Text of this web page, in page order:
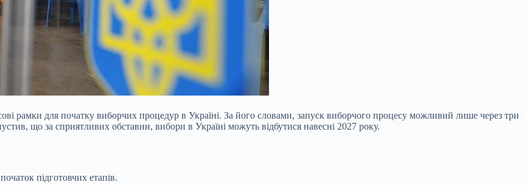
рамки для початку виборчих процедур в Україні. За його словами, запуск виборчого процесу можливий лише через три
що за сприятливих обставин, вибори в Україні можуть відбутися навесні 2027 року.
підготовчих етапів.